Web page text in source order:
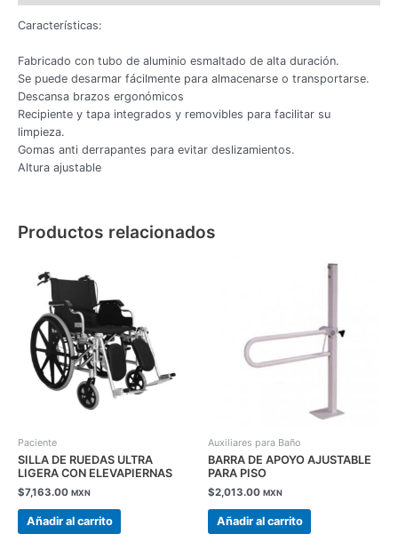
Características:
Fabricado con tubo de aluminio esmaltado de alta duración.
Se puede desarmar fácilmente para almacenarse o transportarse.
Descansa brazos ergonómicos
Recipiente y tapa integrados y removibles para facilitar su
limpieza.
Gomas anti derrapantes para evitar deslizamientos.
Altura ajustable
Productos relacionados
Paciente
SILLA DE RUEDAS ULTRA
LIGERA CON ELEVAPIERNAS
$7,163.00 MXN
Añadir al carrito
Auxiliares para Baño
BARRA DE APOYO AJUSTABLE
PARA PISO
$2,013.00 MXN
Añadir al carrito